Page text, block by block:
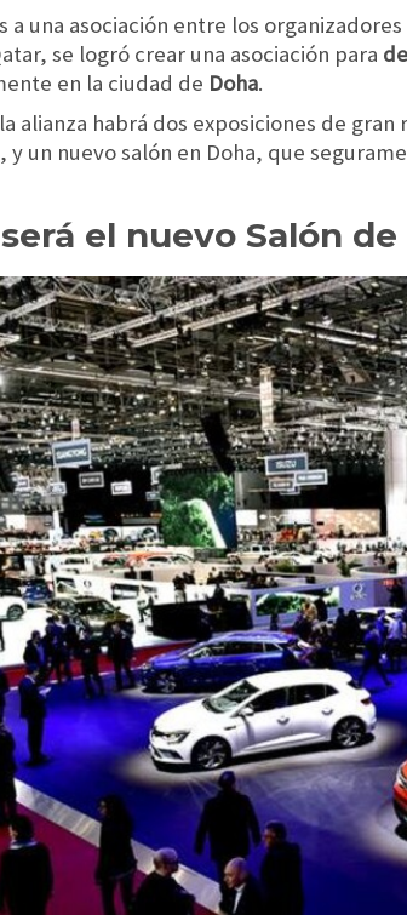
a una asociación entre los
se logró crear una asociación para
en la ciudad de Doha.
alianza habrá dos exposiciones de
y un nuevo salón en Doha, que
el nuevo Salón